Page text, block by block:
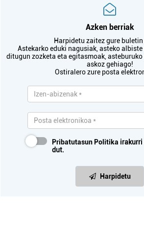
Azken berriak
Harpidetu zaitez gure
Astekarko eduki nagusiak, asteko
ditugun zozketa eta egitasmoak,
askoz gehiago!
Ostiralero zure posta
Pribatutasun Politika irakurri
dut.
Harpidetu